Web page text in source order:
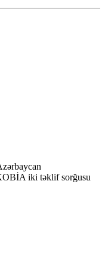
iki təklif sorğusu